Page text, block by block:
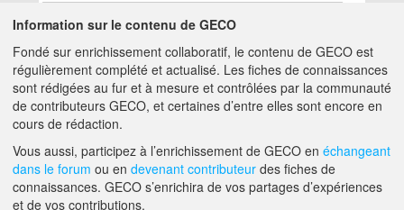
Aucun résultat
A PROPOS DE GECO AIDE
F.A.Q. NOUS CONTACTER
Information sur le contenu de GECO
Fondé sur enrichissement collaboratif, le contenu de GECO est
régulièrement complété et actualisé. Les fiches de connaissances
sont rédigées au fur et à mesure et contrôlées par la communauté
de contributeurs GECO, et certaines d’entre elles sont encore en
cours de rédaction.
Vous aussi, participez à l’enrichissement de GECO en échangeant
dans le forum ou en devenant contributeur des fiches de
connaissances. GECO s’enrichira de vos partages d’expériences
et de vos contributions.